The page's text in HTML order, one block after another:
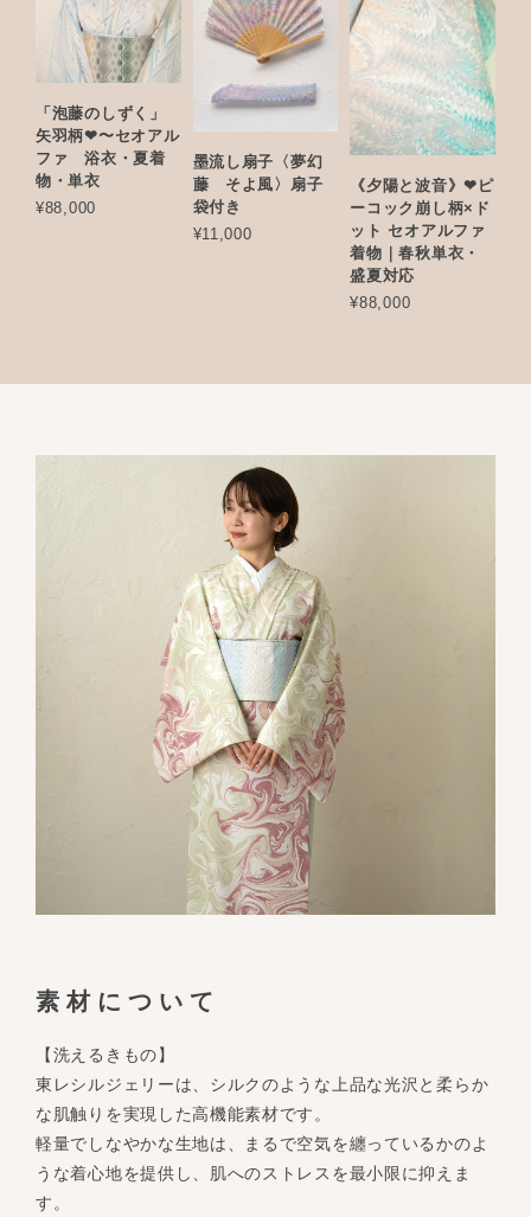
「泡藤のしずく」
矢羽柄❤︎〜セオアル
ファ 浴衣・夏着
物・単衣
¥88,000
墨流し扇子〈夢幻
藤 そよ風〉扇子
袋付き
¥11,000
《夕陽と波音》❤︎ピ
ーコック崩し柄×ド
ット セオアルファ
着物｜春秋単衣・
盛夏対応
¥88,000
素材について
【洗えるきもの】
東レシルジェリーは、シルクのような上品な光沢と柔らか
な肌触りを実現した高機能素材です。
軽量でしなやかな生地は、まるで空気を纏っているかのよ
うな着心地を提供し、肌へのストレスを最小限に抑えま
す。